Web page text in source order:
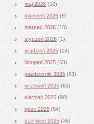
maj 2026 (10)
kwiecień 2026 (9)
marzec 2026 (10)
styczeń 2026 (1)
grudzień 2025 (24)
listopad 2025 (68)
październik 2025 (63)
wrzesień 2025 (63)
sierpień 2025 (90)
lipiec 2025 (54)
czerwiec 2025 (36)